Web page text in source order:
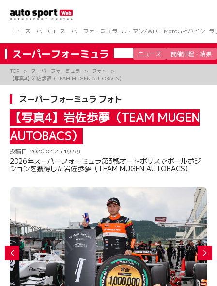
ツ
へ
ス
キ
プ
F1 スーパーGT スーパーフォーミュラ ル・マン/WEC MotoGP/バイク ラ
スーパーフォーミュラ ニュース 開催日程・結果
TOP スーパーフォーミュラ
フォト
【写真4】岩佐歩夢（TEAM MUGEN AUTOBACS）
スーパーフォーミュラ フォト
【写真4】岩佐歩夢（TEAM MUGEN
AUTOBACS）
投稿日: 2026.04.25 19:59
2026年スーパーフォーミュラ第3戦オートポリスでポールポジ
ションを獲得した岩佐歩夢（TEAM MUGEN AUTOBACS）